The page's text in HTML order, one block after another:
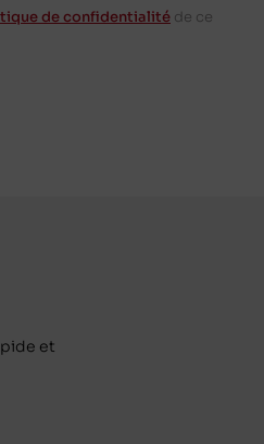
de confidentialité de ce
et